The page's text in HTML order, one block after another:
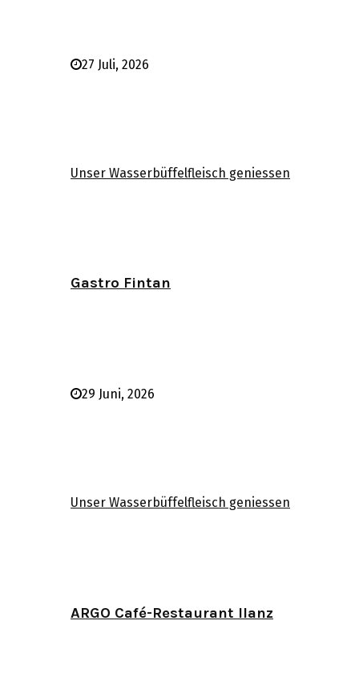
27 Juli, 2026
Unser Wasserbüffelfleisch geniessen
Gastro Fintan
29 Juni, 2026
Unser Wasserbüffelfleisch geniessen
ARGO Café-Restaurant Ilanz